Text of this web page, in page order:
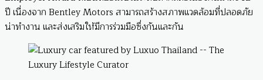
ปี เนื่องจาก Bentley Motors สามารถสร้างสภาพแวดล้อมที่ปลอดภัย
น่าทำงาน และส่งเสริมให้มีการร่วมมือซึ่งกันและกัน